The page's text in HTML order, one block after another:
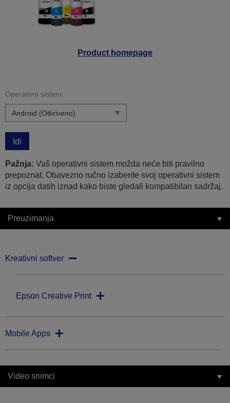
Product homepage
Operativni sistem:
Idi
Pažnja: Vaš operativni sistem možda neće biti pravilno
prepoznat. Obavezno ručno izaberite svoj operativni sistem
iz opcija datih iznad kako biste gledali kompatibilan sadržaj.
Preuzimanja
Kreativni softver
Epson Creative Print
Mobile Apps
Video snimci